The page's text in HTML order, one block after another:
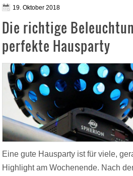
19. Oktober 2018
Die richtige
perfekte Hausparty
Eine gute Hausparty ist für viele,
Highlight am Wochenende. Nach